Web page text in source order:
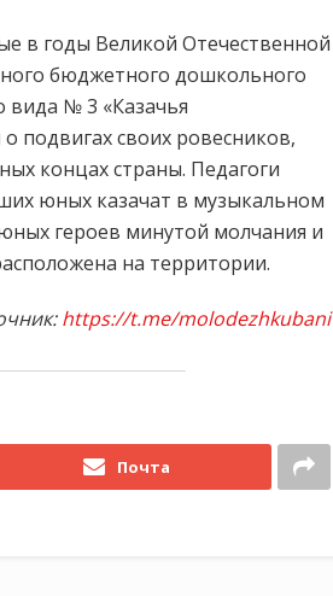
в годы Великой Отечественной
бюджетного дошкольного
вида № 3 «Казачья
подвигах своих ровесников,
концах страны. Педагоги
юных казачат в музыкальном
героев минутой молчания и
на территории.
https://t.me/molodezhkubani
Почта